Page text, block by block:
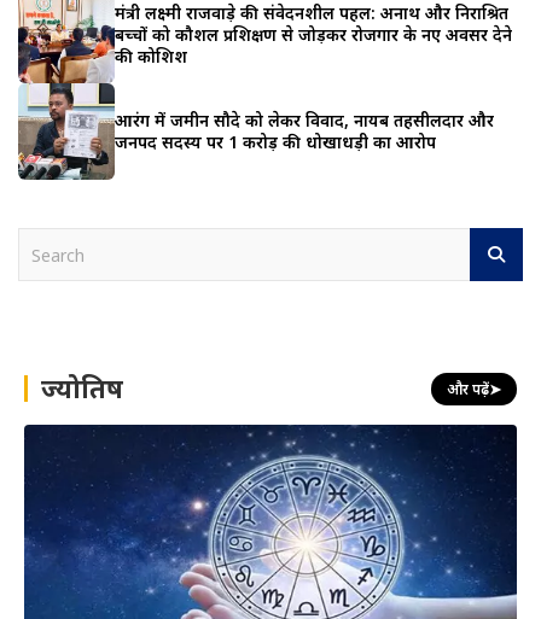
मंत्री लक्ष्मी राजवाड़े की संवेदनशील पहल: अनाथ और निराश्रित
बच्चों को कौशल प्रशिक्षण से जोड़कर रोजगार के नए अवसर देने
की कोशिश
आरंग में जमीन सौदे को लेकर विवाद, नायब तहसीलदार और
जनपद सदस्य पर 1 करोड़ की धोखाधड़ी का आरोप
h ज्योतिष और पढ़ें➤